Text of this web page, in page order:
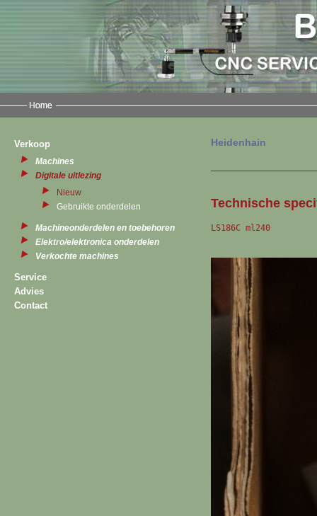
Verkoop
Machines
Digitale uitlezing
Nieuw
Gebruikte onderdelen
Machineonderdelen en toebehoren
Elektro/elektronica onderdelen
Verkochte machines
Service
Advies
Contact
Heidenhain
Technische
LS186C ml240